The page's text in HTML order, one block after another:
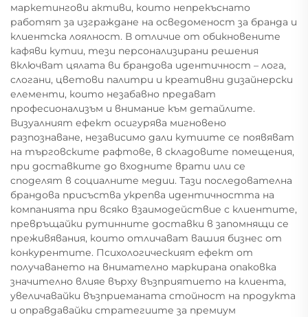
маркетингови активи, които непрекъснато
работят за изграждане на осведоменост за бранда и
клиентска лоялност. В отличие от обикновените
кафяви кутии, тези персонализирани решения
включват цялата ви брандова идентичност – лога,
слогани, цветови палитри и креативни дизайнерски
елементи, които незабавно предават
професионализъм и внимание към детайлите.
Визуалният ефект осигурява мигновено
разпознаване, независимо дали кутиите се появяват
на търговските рафтове, в складовите помещения,
при доставките до входните врати или се
споделят в социалните медии. Тази последователна
брандова присъства укрепва идентичността на
компанията при всяко взаимодействие с клиентите,
превръщайки рутинните доставки в запомнящи се
преживявания, които отличават вашия бизнес от
конкурентите. Психологическият ефект от
получаването на внимателно маркирана опаковка
значително влияе върху възприятието на клиента,
увеличавайки възприеманата стойност на продукта
и оправдавайки стратегиите за премиум